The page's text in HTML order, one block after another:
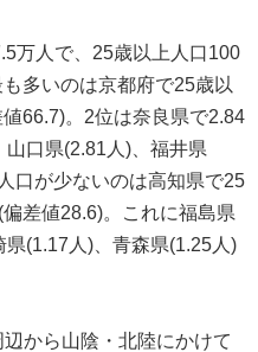
万人で、25歳以上人口100
多いのは京都府で25歳以
66.7)。2位は奈良県で2.84
山口県(2.81人)、福井県
口が少ないのは高知県で25
差値28.6)。これに福島県
(1.17人)、青森県(1.25人)
から山陰・北陸にかけて